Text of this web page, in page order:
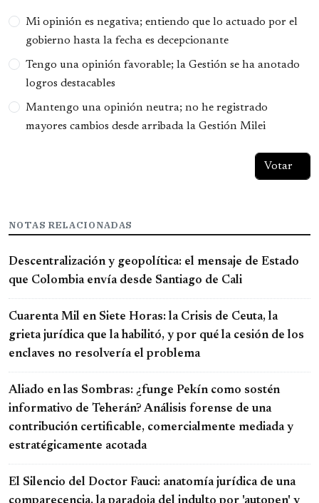
Opciones
Mi opinión es negativa; entiendo que lo actuado por el
gobierno hasta la fecha es decepcionante
Tengo una opinión favorable; la Gestión se ha anotado
logros destacables
Mantengo una opinión neutra; no he registrado
mayores cambios desde arribada la Gestión Milei
NOTAS RELACIONADAS
Descentralización y geopolítica: el mensaje de Estado
que Colombia envía desde Santiago de Cali
Cuarenta Mil en Siete Horas: la Crisis de Ceuta, la
grieta jurídica que la habilitó, y por qué la cesión de los
enclaves no resolvería el problema
Aliado en las Sombras: ¿funge Pekín como sostén
informativo de Teherán? Análisis forense de una
contribución certificable, comercialmente mediada y
estratégicamente acotada
El Silencio del Doctor Fauci: anatomía jurídica de una